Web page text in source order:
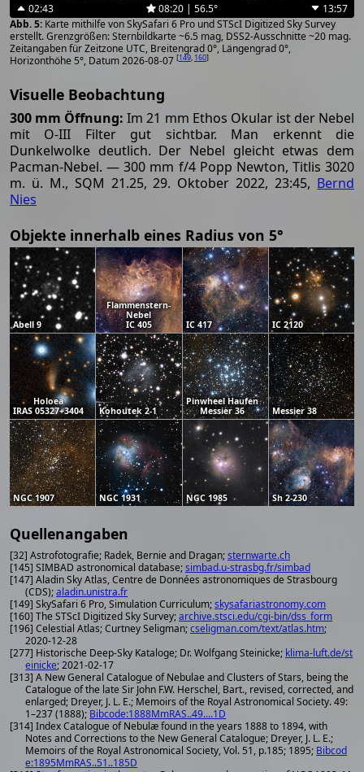
02:43 08:20 | 56.5°
13:57
Karte mithilfe von SkySafari 6 Pro und STScI Digitized Sky Survey
erstellt. Grenzgrößen: Sternbildkarte ~6.5 mag, DSS2-Ausschnitte ~20 mag.
Zeitangaben für Zeitzone UTC, Breitengrad 0°, Längengrad 0°,
Horizonthöhe 5°, Datum 2026-08-07 [149, 160]
Visuelle Beobachtung
300 mm Öffnung: Im 21 mm Ethos Okular ist der Nebel
mit O-III Filter gut sichtbar. Man erkennt die
Dunkelwolke deutlich. Der Nebel gleicht etwas dem
Pacman-Nebel. — 300 mm f/4 Popp Newton, Titlis 3020
m. ü. M., SQM 21.25, 29. Oktober 2022, 23:45, Bernd
Nies
Objekte innerhalb eines Radius von 5°
Abell 9
Flammenstern-
Nebel
IC 405
IC 417 IC 2120
Holoea
IRAS 05327+3404
Kohoutek 2-1
Pinwheel Haufen
Messier 36
Messier 38
NGC 1907 NGC 1931 NGC 1985 Sh 2-230
Quellenangaben
[32] Astrofotografie; Radek, Bernie and Dragan;sternwarte.ch
[145] SIMBAD astronomical database;simbad.u-strasbg.fr/simbad
[147] Aladin Sky Atlas, Centre de Données astronomiques de Strasbourg
(CDS);aladin.unistra.fr
[149] SkySafari 6 Pro, Simulation Curriculum;skysafariastronomy.com
[160] The STScI Digitized Sky Survey;archive.stsci.edu/cgi-bin/dss_form
[196] Celestial Atlas; Curtney Seligman;cseligman.com/text/atlas.htm;
2020-12-28
[277] Historische Deep-Sky Kataloge; Dr. Wolfgang Steinicke; klima-luft.de/st
einicke; 2021-02-17
[313] A New General Catalogue of Nebulae and Clusters of Stars, being the
Catalogue of the late Sir John F.W. Herschel, Bart., revised, corrected, and
enlarged; Dreyer, J. L. E.; Memoirs of the Royal Astronomical Society. 49:
1–237 (1888); Bibcode:1888MmRAS..49....1D
[314] Index Catalogue of Nebulæ found in the years 1888 to 1894, with
Notes and Corrections to the New General Catalogue; Dreyer, J. L. E.;
Memoirs of the Royal Astronomical Society, Vol. 51, p.185; 1895; Bibcod
e:1895MmRAS..51..185D